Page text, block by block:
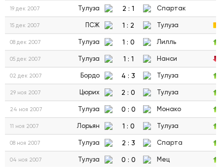
19 дек 2007 Тулуза 2 : 1 Спартак
15 дек 2007 ПСЖ 1 : 2 Тулуза
08 дек 2007 Тулуза 1 : 0 Лилль
05 дек 2007 Тулуза 1 : 1 Нанси
02 дек 2007 Бордо 4 : 3 Тулуза
29 ноя 2007 Цюрих 2 : 0 Тулуза
24 ноя 2007 Тулуза 0 : 0 Монако
11 ноя 2007 Лорьян 1 : 0 Тулуза
08 ноя 2007 Тулуза 2 : 3 Спарта
04 ноя 2007 Тулуза 0 : 0 Мец